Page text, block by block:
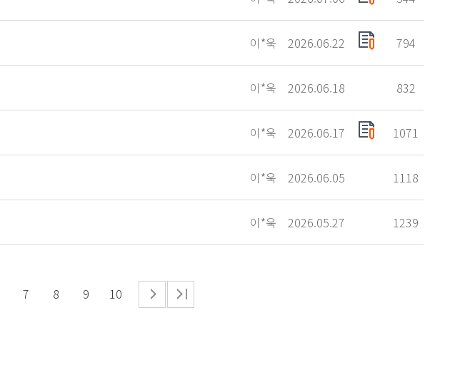
이*욱 2026.06.22 794
이*욱 2026.06.18 832
이*욱 2026.06.17 1071
이*욱 2026.06.05 1118
이*욱 2026.05.27 1239
7 8 9 10